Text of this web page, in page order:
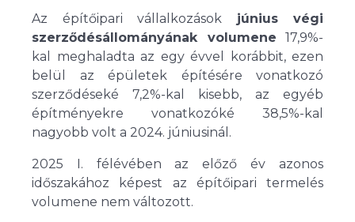
Az építőipari vállalkozások június végi
szerződésállományának volumene 17,9%-
kal meghaladta az egy évvel korábbit, ezen
belül az épületek építésére vonatkozó
szerződéseké 7,2%-kal kisebb, az egyéb
építményekre vonatkozóké 38,5%-kal
nagyobb volt a 2024. júniusinál.
2025 I. félévében az előző év azonos
időszakához képest az építőipari termelés
volumene nem változott.